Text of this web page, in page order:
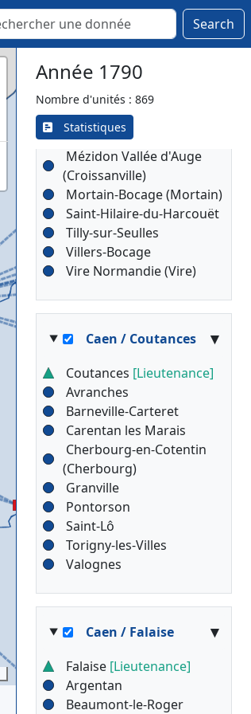
Search
Année 1790
Nombre d'unités : 869
Statistiques
Caen / Caen
Caen[Compagnie]
Bayeux
Condé-en-Normandie
Mézidon Vallée d'Auge
(Croissanville)
Mortain-Bocage (Mortain)
Saint-Hilaire-du-Harcouët
Tilly-sur-Seulles
Villers-Bocage
Vire Normandie (Vire)
Caen / Coutances ▾
Coutances [Lieutenance]
Avranches
Barneville-Carteret
Carentan les Marais
Cherbourg-en-Cotentin
(Cherbourg)
Granville
Pontorson
Saint-Lô
Torigny-les-Villes
Valognes
Caen / Falaise ▾
Falaise [Lieutenance]
Argentan
Beaumont-le-Roger